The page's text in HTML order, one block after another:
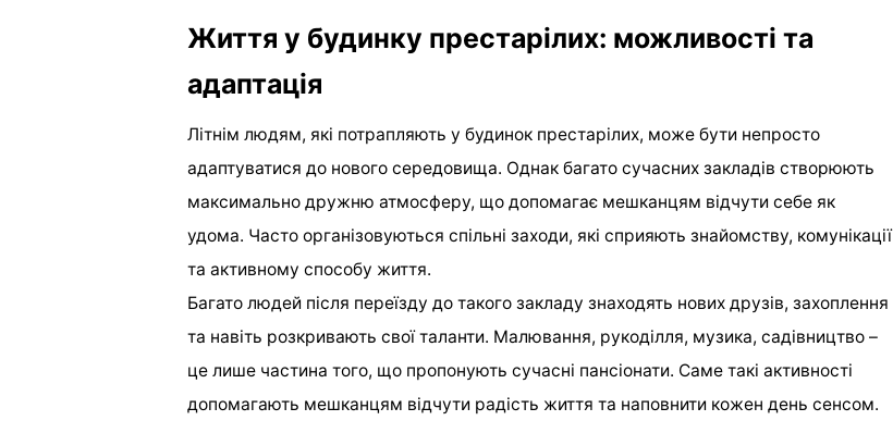
Життя у будинку престарілих: можливості та
адаптація
Літнім людям, які потрапляють у будинок престарілих, може бути непросто
адаптуватися до нового середовища. Однак багато сучасних закладів створюють
максимально дружню атмосферу, що допомагає мешканцям відчути себе як
удома. Часто організовуються спільні заходи, які сприяють знайомству, комунікації
та активному способу життя.
Багато людей після переїзду до такого закладу знаходять нових друзів, захоплення
та навіть розкривають свої таланти. Малювання, рукоділля, музика, садівництво –
це лише частина того, що пропонують сучасні пансіонати. Саме такі активності
допомагають мешканцям відчути радість життя та наповнити кожен день сенсом.